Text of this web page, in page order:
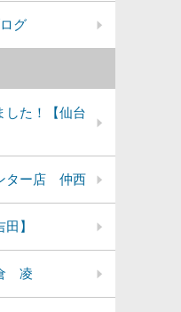
した！【仙台
ター店 仲西
】
凌
グ